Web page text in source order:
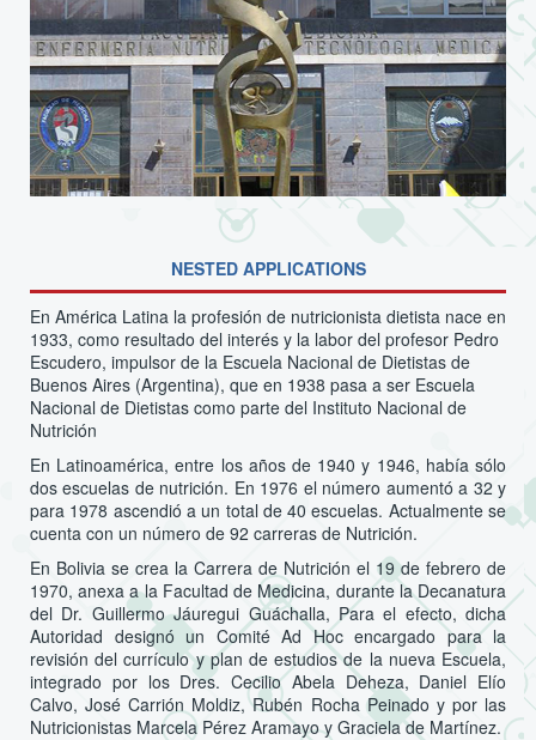
NESTED APPLICATIONS
En América Latina la profesión de nutricionista dietista nace en
1933, como resultado del interés y la labor del profesor Pedro
Escudero, impulsor de la Escuela Nacional de Dietistas de
Buenos Aires (Argentina), que en 1938 pasa a ser Escuela
Nacional de Dietistas como parte del Instituto Nacional de
Nutrición
En Latinoamérica, entre los años de 1940 y 1946, había sólo
dos escuelas de nutrición. En 1976 el número aumentó a 32 y
para 1978 ascendió a un total de 40 escuelas. Actualmente se
cuenta con un número de 92 carreras de Nutrición.
En Bolivia se crea la Carrera de Nutrición el 19 de febrero de
1970, anexa a la Facultad de Medicina, durante la Decanatura
del Dr. Guillermo Jáuregui Guáchalla, Para el efecto, dicha
Autoridad designó un Comité Ad Hoc encargado para la
revisión del currículo y plan de estudios de la nueva Escuela,
integrado por los Dres. Cecilio Abela Deheza, Daniel Elío
Calvo, José Carrión Moldiz, Rubén Rocha Peinado y por las
Nutricionistas Marcela Pérez Aramayo y Graciela de Martínez.